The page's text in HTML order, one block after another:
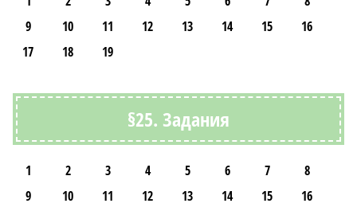
9
10 11 12 13 14 15
16
17
18 19
§25. Задания
1 2 3 4 5 6 7
8
9
10 11 12 13 14 15
16